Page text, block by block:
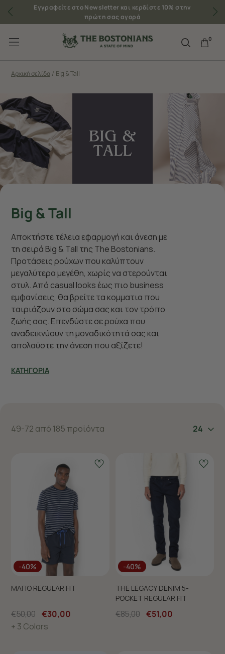
Εγγραφείτε στο Newsletter και κερδίστε 10% στην
πρώτη σας αγορά
0
Big & Tall
Αποκτήστε τέλεια εφαρμογή και άνεση με
τη σειρά Big & Tall της The Bostonians.
Προτάσεις ρούχων που καλύπτουν
μεγαλύτερα μεγέθη, χωρίς να στερούνται
στυλ. Από casual looks έως πιο business
εμφανίσεις, θα βρείτε τα κομματια που
ταιριάζουν στο σώμα σας και τον τρόπο
ζωής σας. Επενδύστε σε ρούχα που
αναδεικνύουν τη μοναδικότητά σας και
απολαύστε την άνεση που αξίζετε!
ΚΑΤΗΓΟΡΙΑ
Αρχική σελίδα / Big & Tall
49-72 από 185 προϊόντα 24
-40%
ΜΑΓΙΟ REGULAR FIT
€50,00 €30,00
+ 3 Colors
-40%
THE LEGACY DENIM 5-
POCKET REGULAR FIT
€85,00 €51,00